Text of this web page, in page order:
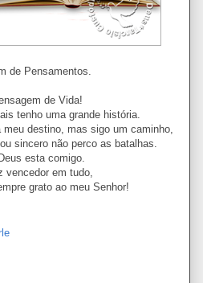
de Pensamentos.
de Vida!
tenho uma grande história.
destino, mas sigo um caminho,
sincero não perco as batalhas.
esta comigo.
vencedor em tudo,
grato ao meu Senhor!